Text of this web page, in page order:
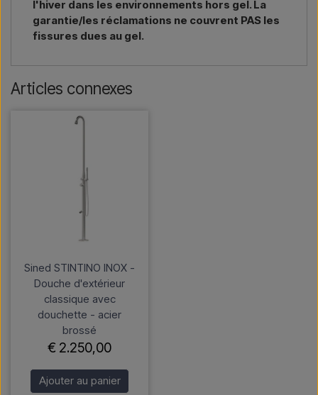
l'hiver dans les environnements hors gel. La
garantie/les réclamations ne couvrent PAS les
fissures dues au gel.
Articles connexes
Sined STINTINO INOX -
Douche d'extérieur
classique avec
douchette - acier
brossé
€ 2.250,00
Ajouter au panier